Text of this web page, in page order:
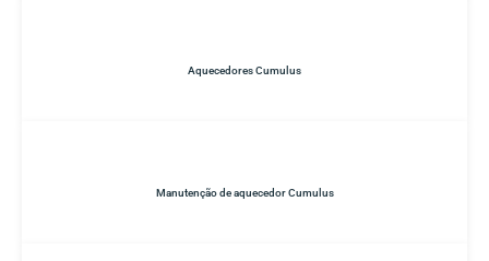
Aquecedores Cumulus
Manutenção de aquecedor Cumulus